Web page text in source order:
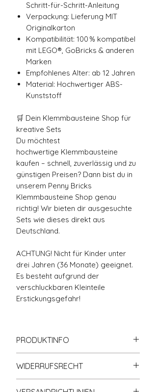
Schritt-für-Schritt-Anleitung
Verpackung: Lieferung MIT
Originalkarton
Kompatibilität: 100 % kompatibel
mit LEGO®, GoBricks & anderen
Marken
Empfohlenes Alter: ab 12 Jahren
Material: Hochwertiger ABS-
Kunststoff
🛒 Dein Klemmbausteine Shop für
kreative Sets
Du möchtest
hochwertige Klemmbausteine
kaufen – schnell, zuverlässig und zu
günstigen Preisen? Dann bist du in
unserem Penny Bricks
Klemmbausteine Shop genau
richtig! Wir bieten dir ausgesuchte
Sets wie dieses direkt aus
Deutschland.
ACHTUNG! Nicht für Kinder unter
drei Jahren (36 Monate) geeignet.
Es besteht aufgrund der
verschluckbaren Kleinteile
Erstickungsgefahr!
PRODUKTINFO
gängigen Klemmbaustein-
Systemen und Marken
WIDERRUFSRECHT